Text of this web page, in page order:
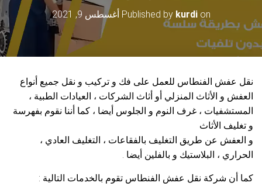
ل
Published by kurdion أغسطس 9, 2021
نقل عفش الفنطاس للعمل على فك و تركيب و نقل جميع أنواع
العفش و الأثاث المنزلي أو أثاث الشركات ، العيادات الطبية ،
المستشفيات ، غرف النوم و الجلوس أيضا ، كما أننا نقوم بفهرسة
و تغليف الأثاث
و العفش عن طريق التغليف بالفقاعات ، التغليف العادي ،
الحراري ، البلاستيك و بالفلين أيضا .
كما أن شركة نقل عفش الفنطاس تقوم بالخدمات التالية :